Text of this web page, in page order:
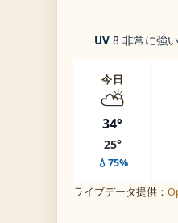
UV 8 非常に強い
今日
⛅
34°
25°
💧75%
ライブデータ提供：